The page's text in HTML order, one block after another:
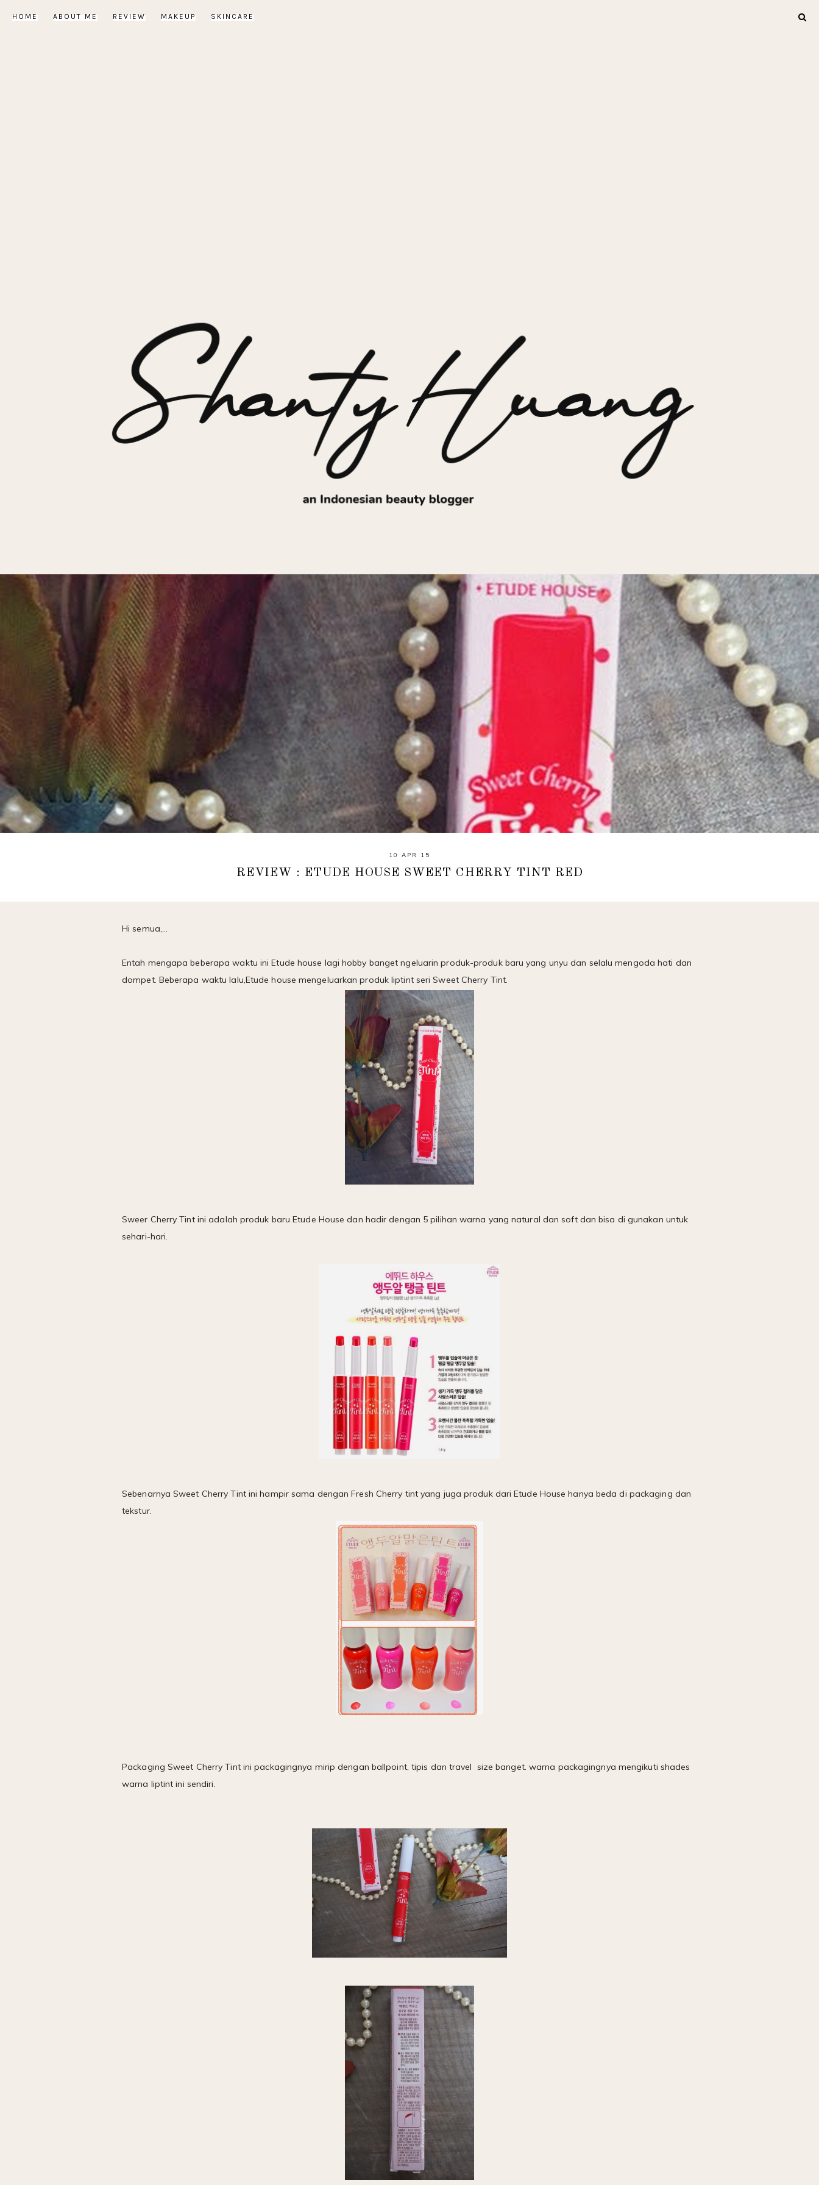
HOME ABOUT ME REVIEW MAKEUP SKINCARE
10 APR 15
REVIEW : ETUDE HOUSE SWEET CHERRY TINT RED
Hi semua,...
Entah mengapa beberapa waktu ini Etude house lagi hobby banget ngeluarin produk-produk baru yang unyu dan selalu mengoda hati dan
dompet. Beberapa waktu lalu,Etude house mengeluarkan produk liptint seri Sweet Cherry Tint.
Sweer Cherry Tint ini adalah produk baru Etude House dan hadir dengan 5 pilihan warna yang natural dan soft dan bisa di gunakan untuk
sehari-hari.
Sebenarnya Sweet Cherry Tint ini hampir sama dengan Fresh Cherry tint yang juga produk dari Etude House hanya beda di packaging dan
tekstur.
Packaging Sweet Cherry Tint ini packagingnya mirip dengan ballpoint, tipis dan travel size banget. warna packagingnya mengikuti shades
warna liptint ini sendiri.